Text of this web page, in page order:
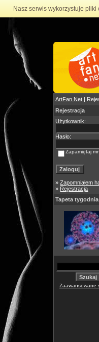
Nasz serwis wykorzystuje pliki
ArtFan.Net |
Rejestracja
Użytkownik:
Hasło:
Zapamiętaj
»Zapomniałem
» Rejestracja
Tapeta tygodnia
Zaawansowane